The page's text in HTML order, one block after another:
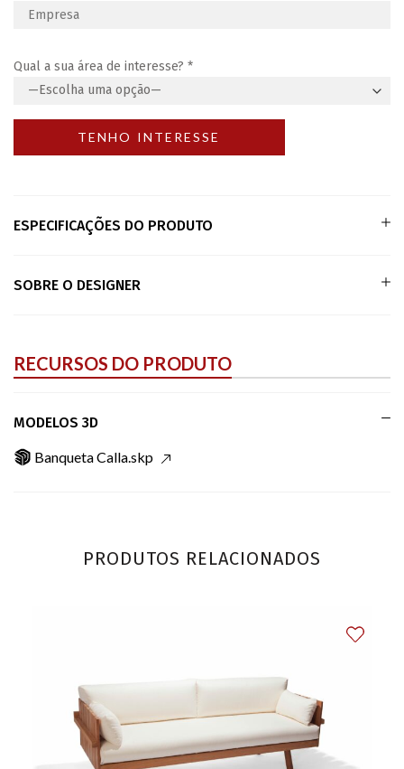
Qual a sua área de interesse? *
ESPECIFICAÇÕES DO PRODUTO
SOBRE O DESIGNER
RECURSOS DO PRODUTO
MODELOS 3D
Banqueta Calla.skp
PRODUTOS RELACIONADOS